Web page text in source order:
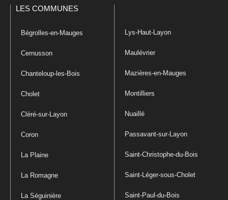
LES COMMUNES
Bégrolles-en-Mauges
Cernusson
Chanteloup-les-Bois
Cholet
Cléré-sur-Layon
Coron
La Plaine
La Romagne
La Séguinière
Lys-Haut-Layon
Maulévrier
Mazières-en-Mauges
Montilliers
Nuaillé
Passavant-sur-Layon
Saint-Christophe-du-Bois
Saint-Léger-sous-Cholet
Saint-Paul-du-Bois